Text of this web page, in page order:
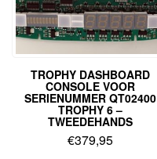
TROPHY DASHBOARD
CONSOLE VOOR
SERIENUMMER QT02400
TROPHY 6 –
TWEEDEHANDS
€379,95